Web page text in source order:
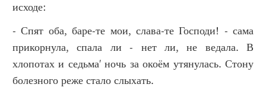
исходе:
- Спят оба, баре-те мои, слава-те Господи! - сама
прикорнула, спала ли - нет ли, не ведала. В
хлопотах и седьма' ночь за окоём утянулась. Стону
болезного реже стало слыхать.